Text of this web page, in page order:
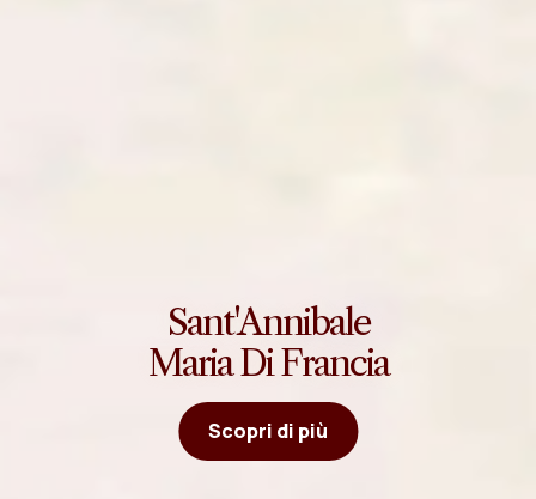
Sant'Annibale
Maria Di Francia
Scopri di più